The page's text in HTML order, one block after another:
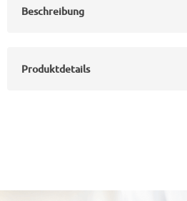
Beschreibung
Produktdetails